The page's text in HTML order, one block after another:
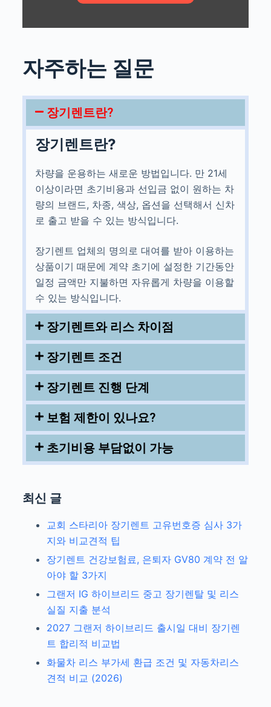
자주하는 질문
장기렌트란?
장기렌트란?
차량을 운용하는 새로운 방법입니다. 만 21세
이상이라면 초기비용과 선입금 없이 원하는 차
량의 브랜드, 차종, 색상, 옵션을 선택해서 신차
로 출고 받을 수 있는 방식입니다.
장기렌트 업체의 명의로 대여를 받아 이용하는
상품이기 때문에 계약 초기에 설정한 기간동안
일정 금액만 지불하면 자유롭게 차량을 이용할
수 있는 방식입니다.
장기렌트와 리스 차이점
장기렌트 조건
장기렌트 진행 단계
보험 제한이 있나요?
초기비용 부담없이 가능
최신 글
교회 스타리아 장기렌트 고유번호증 심사 3가
지와 비교견적 팁
장기렌트 건강보험료, 은퇴자 GV80 계약 전 알
아야 할 3가지
그랜저 IG 하이브리드 중고 장기렌탈 및 리스
실질 지출 분석
2027 그랜저 하이브리드 출시일 대비 장기렌
트 합리적 비교법
화물차 리스 부가세 환급 조건 및 자동차리스
견적 비교 (2026)